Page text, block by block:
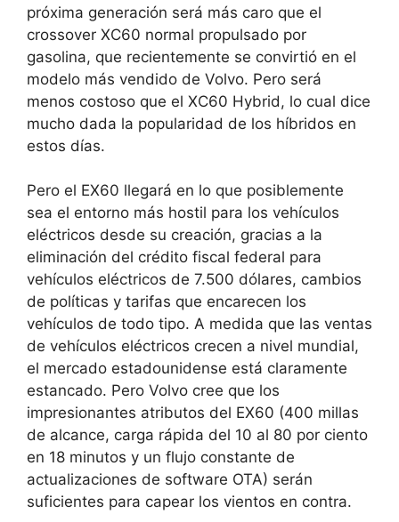
próxima generación será más caro que el
crossover XC60 normal propulsado por
gasolina, que recientemente se convirtió en el
modelo más vendido de Volvo. Pero será
menos costoso que el XC60 Hybrid, lo cual dice
mucho dada la popularidad de los híbridos en
estos días.
Pero el EX60 llegará en lo que posiblemente
sea el entorno más hostil para los vehículos
eléctricos desde su creación, gracias a la
eliminación del crédito fiscal federal para
vehículos eléctricos de 7.500 dólares, cambios
de políticas y tarifas que encarecen los
vehículos de todo tipo. A medida que las ventas
de vehículos eléctricos crecen a nivel mundial,
el mercado estadounidense está claramente
estancado. Pero Volvo cree que los
impresionantes atributos del EX60 (400 millas
de alcance, carga rápida del 10 al 80 por ciento
en 18 minutos y un flujo constante de
actualizaciones de software OTA) serán
suficientes para capear los vientos en contra.